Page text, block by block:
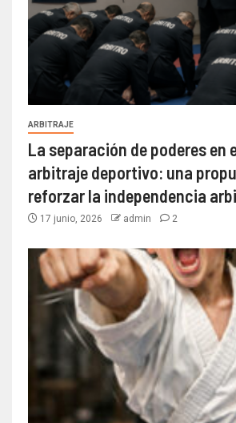
ARBITRAJE
La separación de poderes en
arbitraje deportivo: una
reforzar la independencia
17 junio, 2026 admin 2